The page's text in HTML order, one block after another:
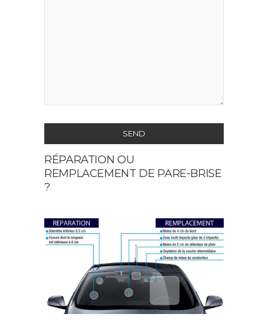
SEND
This
field
should
left
blank
RÉPARATION OU
REMPLACEMENT DE PARE-BRISE
?